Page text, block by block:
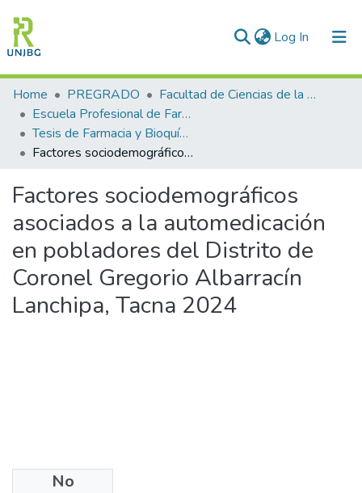
Log In (current)
Communities & Collections
All of DSpace
Statistics
Enviar tesis
Home PREGRADO
Facultad de Ciencias de la Salud
Escuela Profesional de Farmacia y Bioquímica
Tesis de Farmacia y Bioquímica
Factores sociodemográficos asociados a la automedicación en pobladores del Distrito de Coronel Gregorio Albarracín Lanchipa, Tacna 2024
Factores sociodemográficos
asociados a la automedicación
en pobladores del Distrito de
Coronel Gregorio Albarracín
Lanchipa, Tacna 2024
No